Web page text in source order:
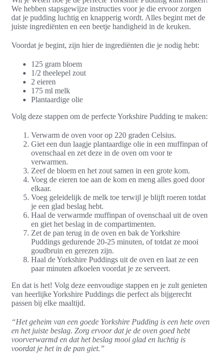
We hebben stapsgewijze instructies voor je die ervoor zorgen
dat je pudding luchtig en knapperig wordt. Alles begint met de
juiste ingrediënten en een beetje handigheid in de keuken.
Voordat je begint, zijn hier de ingrediënten die je nodig hebt:
125 gram bloem
1/2 theelepel zout
2 eieren
175 ml melk
Plantaardige olie
Volg deze stappen om de perfecte Yorkshire Pudding te maken:
Verwarm de oven voor op 220 graden Celsius.
Giet een dun laagje plantaardige olie in een muffinpan of
ovenschaal en zet deze in de oven om voor te
verwarmen.
Zeef de bloem en het zout samen in een grote kom.
Voeg de eieren toe aan de kom en meng alles goed door
elkaar.
Voeg geleidelijk de melk toe terwijl je blijft roeren totdat
je een glad beslag hebt.
Haal de verwarmde muffinpan of ovenschaal uit de oven
en giet het beslag in de compartimenten.
Zet de pan terug in de oven en bak de Yorkshire
Puddings gedurende 20-25 minuten, of totdat ze mooi
goudbruin en gerezen zijn.
Haal de Yorkshire Puddings uit de oven en laat ze een
paar minuten afkoelen voordat je ze serveert.
En dat is het! Volg deze eenvoudige stappen en je zult genieten
van heerlijke Yorkshire Puddings die perfect als bijgerecht
passen bij elke maaltijd.
“Het geheim van een goede Yorkshire Pudding is een hete oven
en het juiste beslag. Zorg ervoor dat je de oven goed hebt
voorverwarmd en dat het beslag mooi glad en luchtig is
voordat je het in de pan giet.”